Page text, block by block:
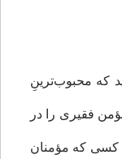
که محبوب‌ترینِ
فقیری را در
کسی که مؤمنان